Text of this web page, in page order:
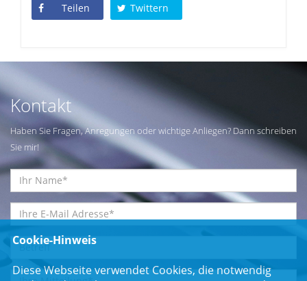
Teilen Twittern
Kontakt
Haben Sie Fragen, Anregungen oder wichtige Anliegen? Dann schreiben
Sie mir!
Cookie-Hinweis
Diese Webseite verwendet Cookies, die notwendig